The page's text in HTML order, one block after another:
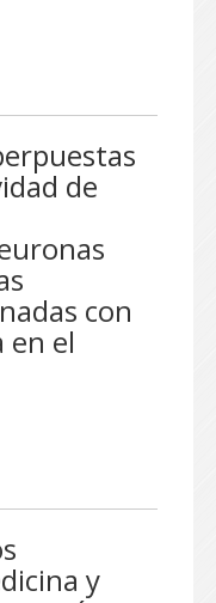
de
con
en el
y